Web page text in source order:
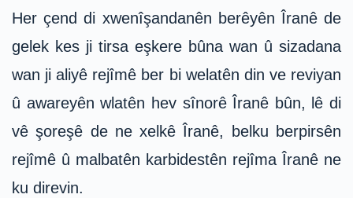
Her çend di xwenîşandanên berêyên Îranê de
gelek kes ji tirsa eşkere bûna wan û sizadana
wan ji aliyê rejîmê ber bi welatên din ve reviyan
û awareyên wlatên hev sînorê Îranê bûn, lê di
vê şoreşê de ne xelkê Îranê, belku berpirsên
rejîmê û malbatên karbidestên rejîma Îranê ne
ku direvin.